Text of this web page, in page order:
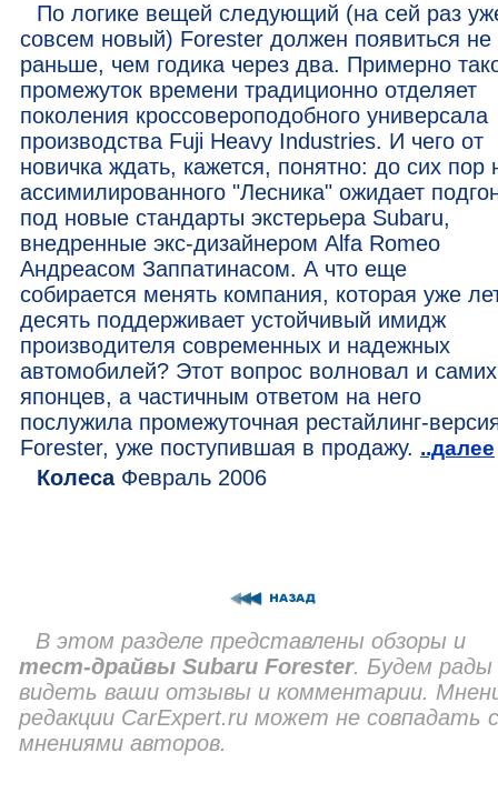
По логике вещей следующий (на сей раз
совсем новый) Forester должен появиться не
раньше, чем годика через два. Примерно
промежуток времени традиционно отделяет
поколения кроссовероподобного универсала
производства Fuji Heavy Industries. И чего от
новичка ждать, кажется, понятно: до сих пор
ассимилированного "Лесника" ожидает
под новые стандарты экстерьера Subaru,
внедренные экс-дизайнером Alfa Romeo
Андреасом Заппатинасом. А что еще
собирается менять компания, которая уже
десять поддерживает устойчивый имидж
производителя современных и надежных
автомобилей? Этот вопрос волновал и самих
японцев, а частичным ответом на него
послужила промежуточная рестайлинг-
Forester, уже поступившая в продажу. ..далее
КолесаФевраль 2006
В этом разделе представлены обзоры и
тест-драйвы Subaru Forester. Будем рады
видеть ваши отзывы и комментарии.
редакции CarExpert.ru может не совпадать с
мнениями авторов.